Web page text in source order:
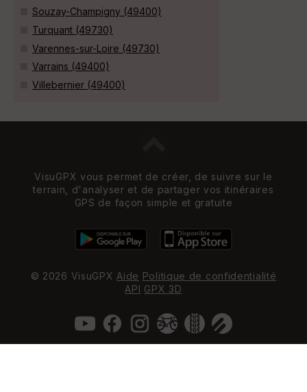
Souzay-Champigny (49400)
Turquant (49730)
Varennes-sur-Loire (49730)
Varrains (49400)
Villebernier (49400)
VisuGPX vous permet de créer, de suivre sur le
terrain, d'analyser et de partager vos itinéraires
GPS de façon simple et gratuite
© 2026 VisuGPX Aide Politique de confidentialité
API GPX 3D